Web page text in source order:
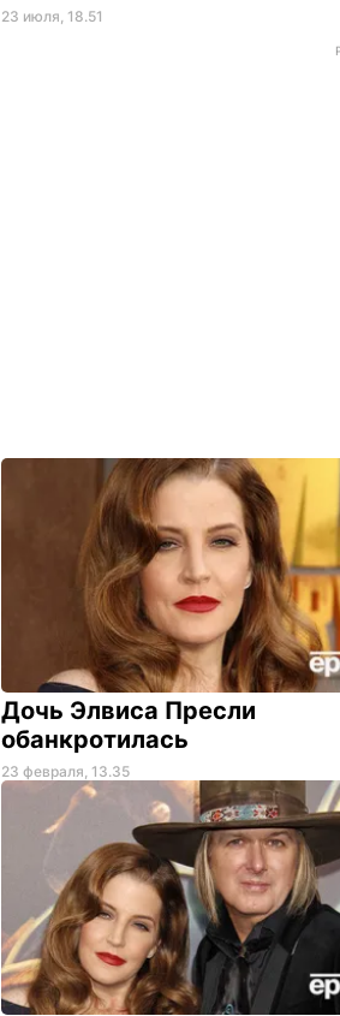
23 июля, 18.51
Дочь Элвиса Пресли
обанкротилась
23 февраля, 13.35